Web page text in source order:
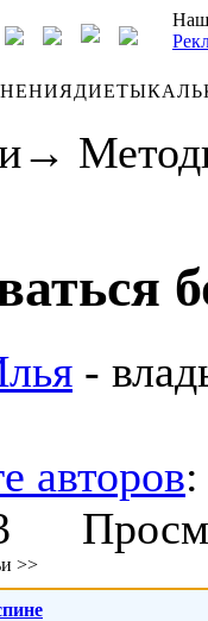
ДИЕТЫ
→
-
авторов
>>